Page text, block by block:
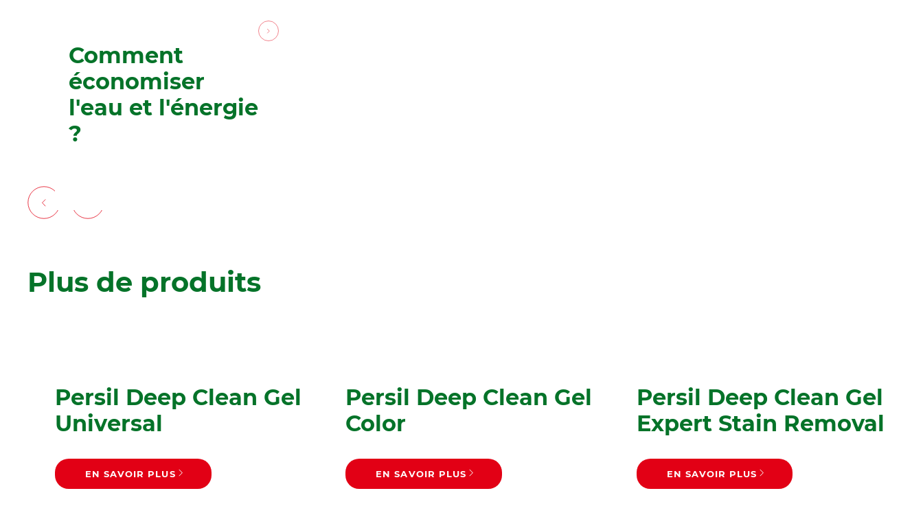
Comment
économiser
l'eau et l'énergie
?
Plus de produits
Persil Deep Clean Gel
Universal
EN SAVOIR PLUS
Persil Deep Clean Gel
Color
EN SAVOIR PLUS
Persil Deep Clean Gel
Expert Stain Removal
EN SAVOIR PLUS